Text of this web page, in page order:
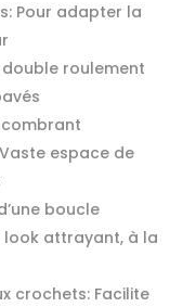
Pour adapter la
roulement
espace de
boucle
look attrayant, à la
crochets: Facilite